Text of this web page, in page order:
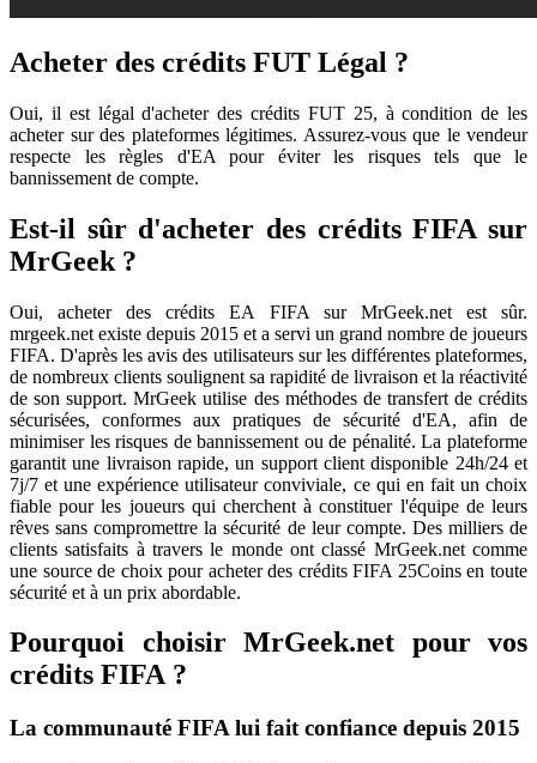
Acheter des crédits FUT Légal ?
Oui, il est légal d'acheter des crédits FUT 25, à condition de les
acheter sur des plateformes légitimes. Assurez-vous que le vendeur
respecte les règles d'EA pour éviter les risques tels que le
bannissement de compte.
Est-il sûr d'acheter des crédits FIFA sur
MrGeek ?
Oui, acheter des crédits EA FIFA sur MrGeek.net est sûr.
mrgeek.net existe depuis 2015 et a servi un grand nombre de joueurs
FIFA. D'après les avis des utilisateurs sur les différentes plateformes,
de nombreux clients soulignent sa rapidité de livraison et la réactivité
de son support. MrGeek utilise des méthodes de transfert de crédits
sécurisées, conformes aux pratiques de sécurité d'EA, afin de
minimiser les risques de bannissement ou de pénalité. La plateforme
garantit une livraison rapide, un support client disponible 24h/24 et
7j/7 et une expérience utilisateur conviviale, ce qui en fait un choix
fiable pour les joueurs qui cherchent à constituer l'équipe de leurs
rêves sans compromettre la sécurité de leur compte. Des milliers de
clients satisfaits à travers le monde ont classé MrGeek.net comme
une source de choix pour acheter des crédits FIFA 25Coins en toute
sécurité et à un prix abordable.
Pourquoi choisir MrGeek.net pour vos
crédits FIFA ?
La communauté FIFA lui fait confiance depuis 2015